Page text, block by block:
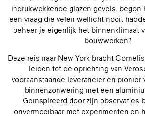
indrukwekkende glazen gevels, begon
een vraag die velen wellicht nooit
beheer je eigenlijk het binnenklimaat
bouwwerken?
Deze reis naar New York bracht
leiden tot de oprichting van
vooraanstaande leverancier en pionier
binnenzonwering met een
Geïnspireerd door zijn observaties
onvermoeibaar met experimenten en